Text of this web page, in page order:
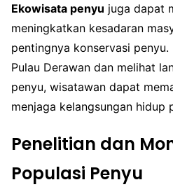
Ekowisata penyu juga dapat
meningkatkan kesadaran
pentingnya konservasi penyu.
Pulau Derawan dan melihat
penyu, wisatawan dapat
menjaga kelangsungan hidup
Penelitian dan
Populasi Penyu